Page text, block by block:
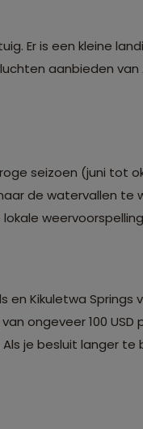
Er is een kleine
aanbieden van
seizoen (juni tot
de watervallen te
Kikuletwa Springs
ongeveer 100 USD
je besluit langer te